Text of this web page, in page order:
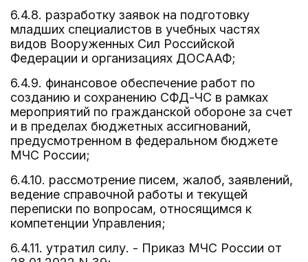
6.4.8. разработку заявок на подготовку
младших специалистов в учебных частях
видов Вооруженных Сил Российской
Федерации и организациях ДОСААФ;
6.4.9. финансовое обеспечение работ по
созданию и сохранению СФД-ЧС в рамках
мероприятий по гражданской обороне за счет
и в пределах бюджетных ассигнований,
предусмотренном в федеральном бюджете
МЧС России;
6.4.10. рассмотрение писем, жалоб, заявлений,
ведение справочной работы и текущей
переписки по вопросам, относящимся к
компетенции Управления;
6.4.11. утратил силу. - Приказ МЧС России от